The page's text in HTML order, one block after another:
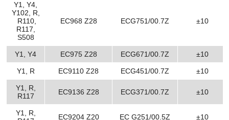
Y1, Y4,
Y102, R,
R110,
R117,
S508
EC968 Z28 ECG751/00.7Z ±10
Y1, Y4 EC975 Z28 ECG671/00.7Z ±10
Y1, R EC9110 Z28 ECG451/00.7Z ±10
Y1, R,
R117
EC9136 Z28 ECG371/00.7Z ±10
Y1, R,
EC9204 Z20 EC G251/00.5Z ±10